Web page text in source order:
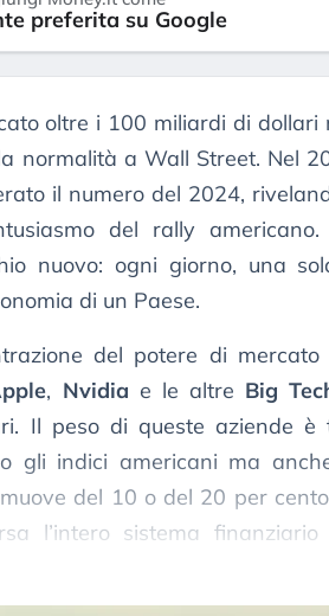
preferita su Google
oltre i 100 miliardi di dollari
normalità a Wall Street. Nel
il numero del 2024,
del rally americano.
nuovo: ogni giorno, una
di un Paese.
del potere di mercato
, Nvidia e le altre Big
Il peso di queste aziende è
gli indici americani ma
del 10 o del 20 per
l’intero sistema